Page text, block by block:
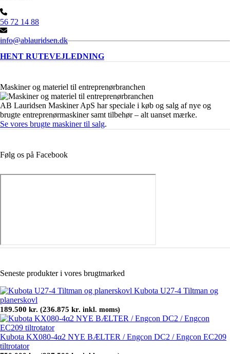
56 72 14 88
info@ablauridsen.dk
HENT RUTEVEJLEDNING
Maskiner og materiel til entreprenørbranchen
AB Lauridsen Maskiner ApS har speciale i køb og salg af nye og
brugte entreprenørmaskiner samt tilbehør – alt uanset mærke.
Se vores brugte maskiner til salg.
Følg os på Facebook
Seneste produkter i vores brugtmarked
Kubota U27-4 Tiltman og
planerskovl
189.500 kr. (236.875 kr. inkl. moms)
Kubota KX080-4α2 NYE BÆLTER / Engcon DC2 / Engcon EC209
tiltrotator